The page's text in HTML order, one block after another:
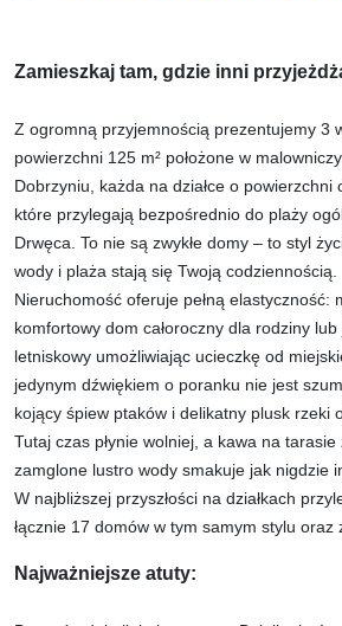
Zamieszkaj tam, gdzie inni
Z ogromną przyjemnością prezentujemy 3
powierzchni 125 m² położone w
Dobrzyniu, każda na działce o powierzchni
które przylegają bezpośrednio do plaży
Drwęca. To nie są zwykłe domy – to styl
wody i plaża stają się Twoją codziennością.
Nieruchomość oferuje pełną elastyczność:
komfortowy dom całoroczny dla rodziny
letniskowy umożliwiając ucieczkę od
jedynym dźwiękiem o poranku nie jest
kojący śpiew ptaków i delikatny plusk rzeki
Tutaj czas płynie wolniej, a kawa na
zamglone lustro wody smakuje jak nigdzie
W najbliższej przyszłości na działkach
łącznie 17 domów w tym samym stylu oraz
Najważniejsze atuty: